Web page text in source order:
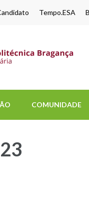
Tempo.ESA
COMUNIDADE